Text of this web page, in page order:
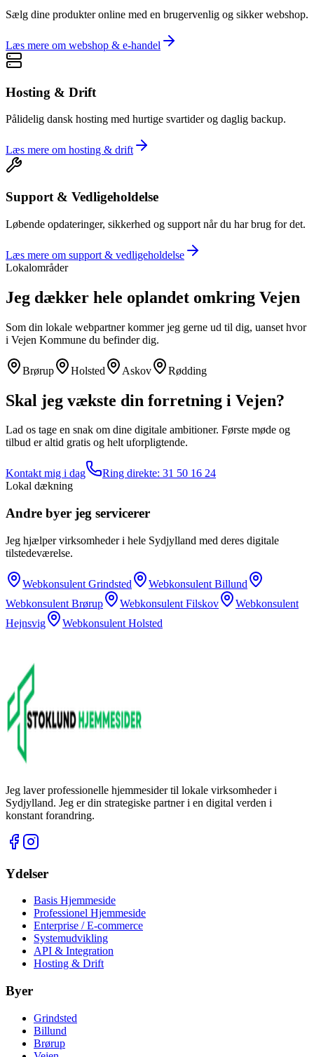
Sælg dine produkter online med en brugervenlig og sikker webshop.
Læs mere om webshop & e-handel
Hosting & Drift
Pålidelig dansk hosting med hurtige svartider og daglig backup.
Læs mere om hosting & drift
Support & Vedligeholdelse
Løbende opdateringer, sikkerhed og support når du har brug for det.
Læs mere om support & vedligeholdelse
Lokalområder
Jeg dækker hele oplandet omkring Vejen
Som din lokale webpartner kommer jeg gerne ud til dig, uanset hvor
i Vejen Kommune du befinder dig.
Brørup Holsted Askov Rødding
Skal jeg vækste din forretning i Vejen?
Lad os tage en snak om dine digitale ambitioner. Første møde og
tilbud er altid gratis og helt uforpligtende.
Kontakt mig i dag Ring direkte: 31 50 16 24
Lokal dækning
Andre byer jeg servicerer
Jeg hjælper virksomheder i hele Sydjylland med deres digitale
tilstedeværelse.
Webkonsulent Grindsted Webkonsulent Billund
Webkonsulent Brørup Webkonsulent Filskov
Webkonsulent
Hejnsvig
Webkonsulent Holsted
Jeg laver professionelle hjemmesider til lokale virksomheder i
Sydjylland. Jeg er din strategiske partner i en digital verden i
konstant forandring.
Ydelser
Basis Hjemmeside
Professionel Hjemmeside
Enterprise / E-commerce
Systemudvikling
API & Integration
Hosting & Drift
Byer
Grindsted
Billund
Brørup